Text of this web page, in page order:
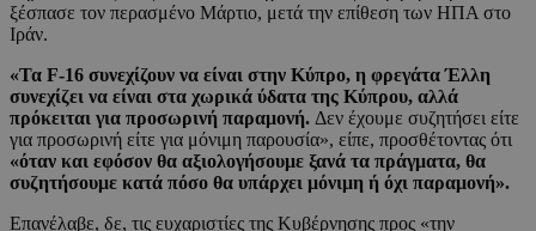
ξέσπασε τον περασμένο Μάρτιο, μετά την επίθεση των ΗΠΑ στο
Ιράν.
«Τα F-16 συνεχίζουν να είναι στην Κύπρο, η φρεγάτα Έλλη
συνεχίζει να είναι στα χωρικά ύδατα της Κύπρου, αλλά
πρόκειται για προσωρινή παραμονή. Δεν έχουμε συζητήσει είτε
για προσωρινή είτε για μόνιμη παρουσία», είπε, προσθέτοντας ότι
«όταν και εφόσον θα αξιολογήσουμε ξανά τα πράγματα, θα
συζητήσουμε κατά πόσο θα υπάρχει μόνιμη ή όχι παραμονή».
Επανέλαβε, δε, τις ευχαριστίες της Κυβέρνησης προς «την